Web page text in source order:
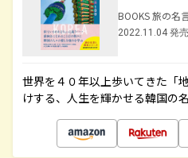
BOOKS 旅の名
2022.11.04 発売
世界を４０年以上歩いてきた「
けする、人生を輝かせる韓国の